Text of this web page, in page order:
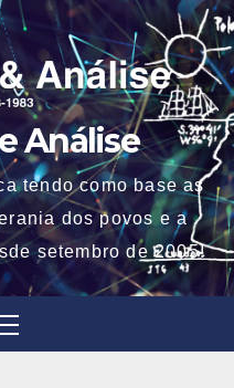
Análise
tendo como base as
dos povos e a
setembro de 2005!